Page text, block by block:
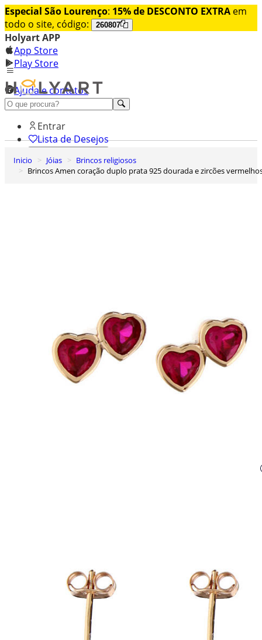
Especial São Lourenço: 15% de DESCONTO EXTRA em
todo o site, código:
260807
Holyart APP
App Store
Play Store
Ajuda e contatos
Conheça premium
Entrar
Lista de Desejos
0
Carrinho de Compras
Inicio Jóias
Brincos religiosos
Brincos Amen coração duplo prata 925 dourada e zircões